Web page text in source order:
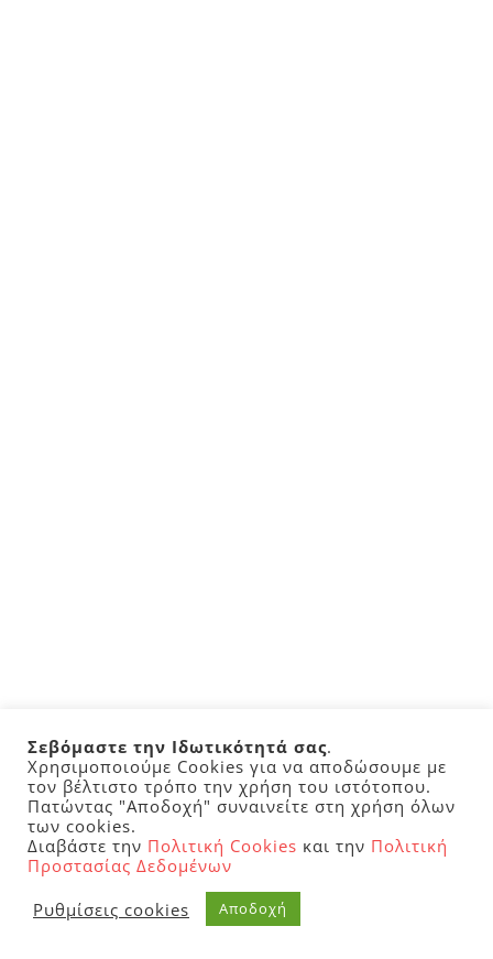
Σεβόμαστε την Ιδωτικότητά σας.
Χρησιμοποιούμε Cookies για να αποδώσουμε με
τον βέλτιστο τρόπο την χρήση του ιστότοπου.
Πατώντας "Αποδοχή" συναινείτε στη χρήση όλων
των cookies.
Διαβάστε την Πολιτική Cookies και την Πολιτική
Προστασίας Δεδομένων
Ρυθμίσεις cookies
Αποδοχή